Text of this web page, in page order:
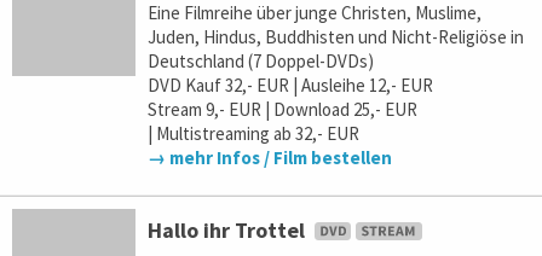
Eine Filmreihe über junge Christen, Muslime,
Juden, Hindus, Buddhisten und Nicht-Religiöse in
Deutschland (7 Doppel-DVDs)
DVD Kauf 32,- EUR | Ausleihe 12,- EUR
Stream 9,- EUR | Download 25,- EUR
| Multistreaming ab 32,- EUR
→ mehr Infos / Film bestellen
Hallo ihr Trottel